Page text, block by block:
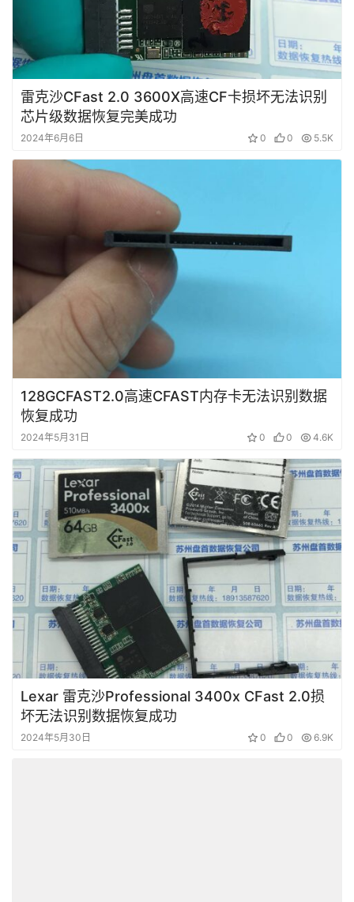
成
功
案
例
技
料
展
示
常
见
题
视
频
发
布
关
于
登录
雷克沙CFast 2.0 3600X高速CF卡损坏无法识别
芯片级数据恢复完美成功
2024年6月6日 0 0 5.5K
128GCFAST2.0高速CFAST内存卡无法识别数据
恢复成功
2024年5月31日 0 0 4.6K
Lexar 雷克沙Professional 3400x CFast 2.0损
坏无法识别数据恢复成功
2024年5月30日 0 0 6.9K